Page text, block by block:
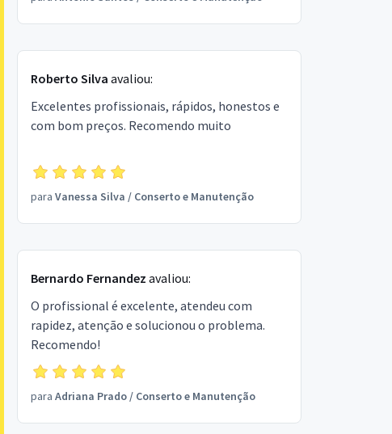
Roberto Silva avaliou:
Excelentes profissionais, rápidos, honestos e
com bom preços. Recomendo muito
para Vanessa Silva / Conserto e Manutenção
Bernardo Fernandez avaliou:
O profissional é excelente, atendeu com
rapidez, atenção e solucionou o problema.
Recomendo!
para Adriana Prado/ Conserto e Manutenção